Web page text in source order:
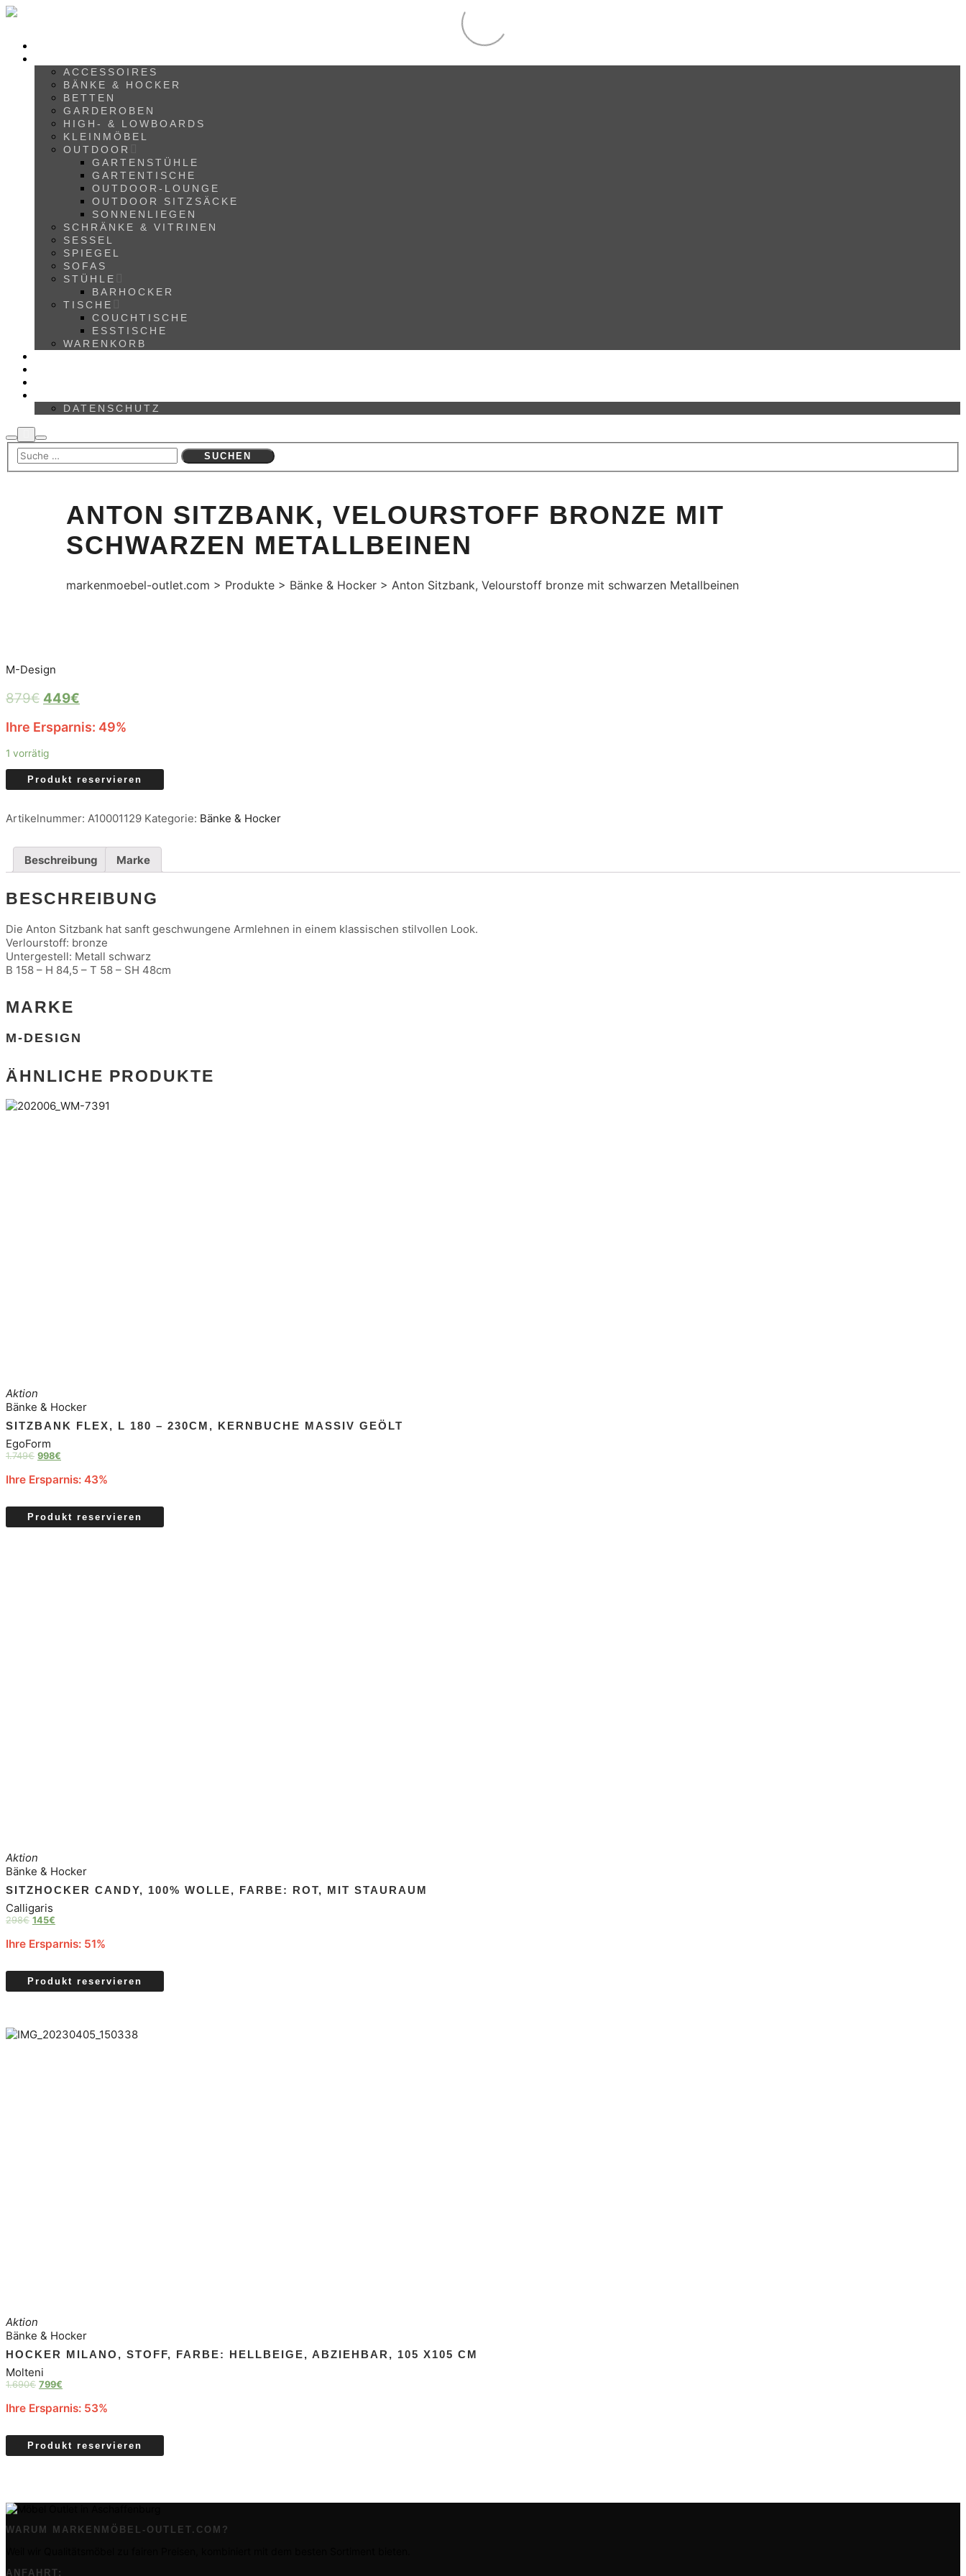
ACCESSOIRES
BÄNKE & HOCKER
BETTEN
GARDEROBEN
HIGH- & LOWBOARDS
KLEINMÖBEL
OUTDOOR
GARTENSTÜHLE
GARTENTISCHE
OUTDOOR-LOUNGE
OUTDOOR SITZSÄCKE
SONNENLIEGEN
SCHRÄNKE & VITRINEN
SESSEL
SPIEGEL
SOFAS
STÜHLE
BARHOCKER
TISCHE
COUCHTISCHE
ESSTISCHE
WARENKORB
DATENSCHUTZ
ANTON SITZBANK, VELOURSTOFF BRONZE MIT
SCHWARZEN METALLBEINEN
markenmoebel-outlet.com > Produkte > Bänke & Hocker > Anton Sitzbank, Velourstoff bronze mit schwarzen Metallbeinen
M-Design
879€ 449€
Ihre Ersparnis: 49%
1 vorrätig
Produkt reservieren
Artikelnummer: A10001129 Kategorie: Bänke & Hocker
Beschreibung Marke
BESCHREIBUNG
Die Anton Sitzbank hat sanft geschwungene Armlehnen in einem klassischen stilvollen Look.
Verlourstoff: bronze
Untergestell: Metall schwarz
B 158 – H 84,5 – T 58 – SH 48cm
MARKE
M-DESIGN
ÄHNLICHE PRODUKTE
Aktion
Bänke & Hocker
SITZBANK FLEX, L 180 – 230CM, KERNBUCHE MASSIV GEÖLT
EgoForm
1.749€ 998€
Ihre Ersparnis: 43%
Produkt reservieren
Aktion
Bänke & Hocker
SITZHOCKER CANDY, 100% WOLLE, FARBE: ROT, MIT STAURAUM
Calligaris
298€ 145€
Ihre Ersparnis: 51%
Produkt reservieren
Aktion
Bänke & Hocker
HOCKER MILANO, STOFF, FARBE: HELLBEIGE, ABZIEHBAR, 105 X105 CM
Molteni
1.690€ 799€
Ihre Ersparnis: 53%
Produkt reservieren
WARUM MARKENMÖBEL-OUTLET.COM?
ANFAHRT: